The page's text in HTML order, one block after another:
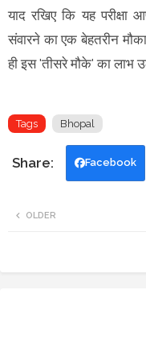
याद रखिए कि यह
संवारने का एक बेहतरीन
ही इस 'तीसरे मौके' का लाभ
Tags Bhopal
Facebook
OLDER